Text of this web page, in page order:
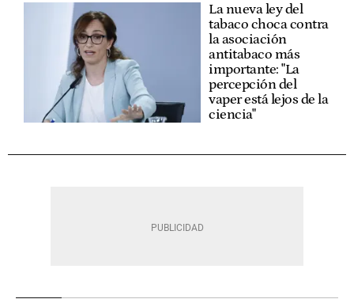
La nueva ley del
tabaco choca contra
la asociación
antitabaco más
importante: "La
percepción del
vaper está lejos de la
ciencia"